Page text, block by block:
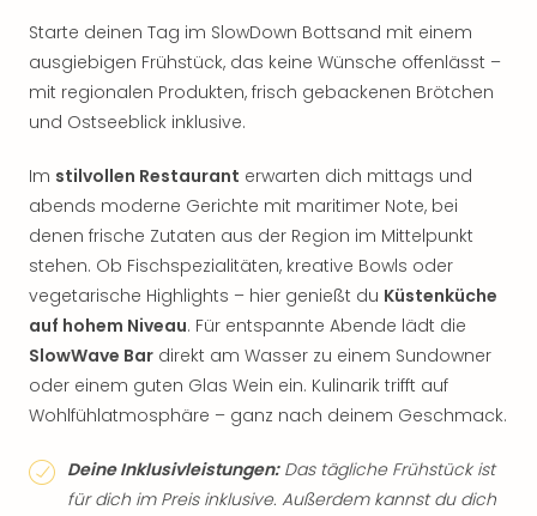
Starte deinen Tag im SlowDown Bottsand mit einem
ausgiebigen Frühstück, das keine Wünsche offenlässt –
mit regionalen Produkten, frisch gebackenen Brötchen
und Ostseeblick inklusive.
Im stilvollen Restaurant erwarten dich mittags und
abends moderne Gerichte mit maritimer Note, bei
denen frische Zutaten aus der Region im Mittelpunkt
stehen. Ob Fischspezialitäten, kreative Bowls oder
vegetarische Highlights – hier genießt du Küstenküche
auf hohem Niveau. Für entspannte Abende lädt die
SlowWave Bar direkt am Wasser zu einem Sundowner
oder einem guten Glas Wein ein. Kulinarik trifft auf
Wohlfühlatmosphäre – ganz nach deinem Geschmack.
Deine Inklusivleistungen:Das tägliche Frühstück ist
für dich im Preis inklusive. Außerdem kannst du dich